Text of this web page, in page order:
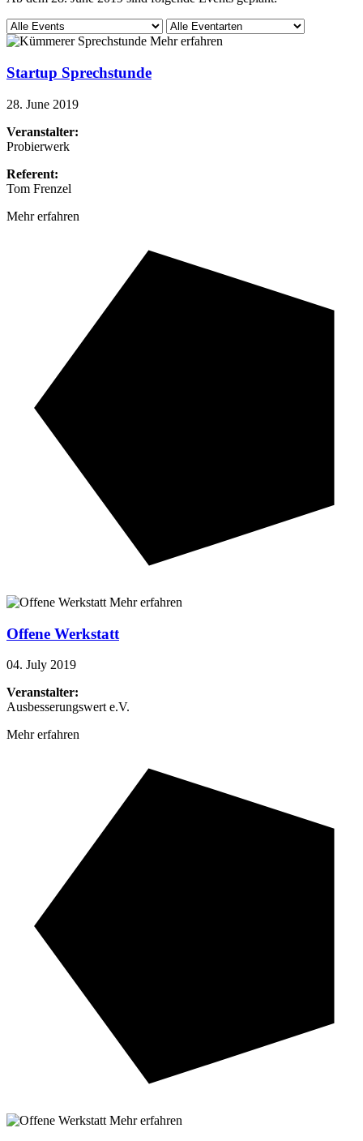
Mehr erfahren
Startup Sprechstunde
28. June 2019
Veranstalter:
Probierwerk
Referent:
Tom Frenzel
Mehr erfahren
Mehr erfahren
Offene Werkstatt
04. July 2019
Veranstalter:
Ausbesserungswert e.V.
Mehr erfahren
Mehr erfahren